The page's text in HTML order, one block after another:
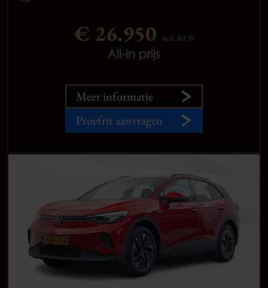
€ 26.950 Incl. BTW
All-in prijs
Meer informatie
Proefrit aanvragen